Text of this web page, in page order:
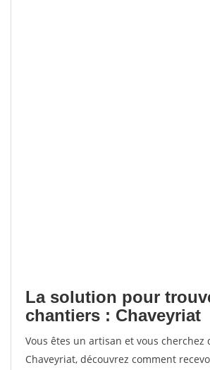
La solution pour
chantiers : Chaveyriat
Vous êtes un artisan et vous cherchez
Chaveyriat, découvrez comment